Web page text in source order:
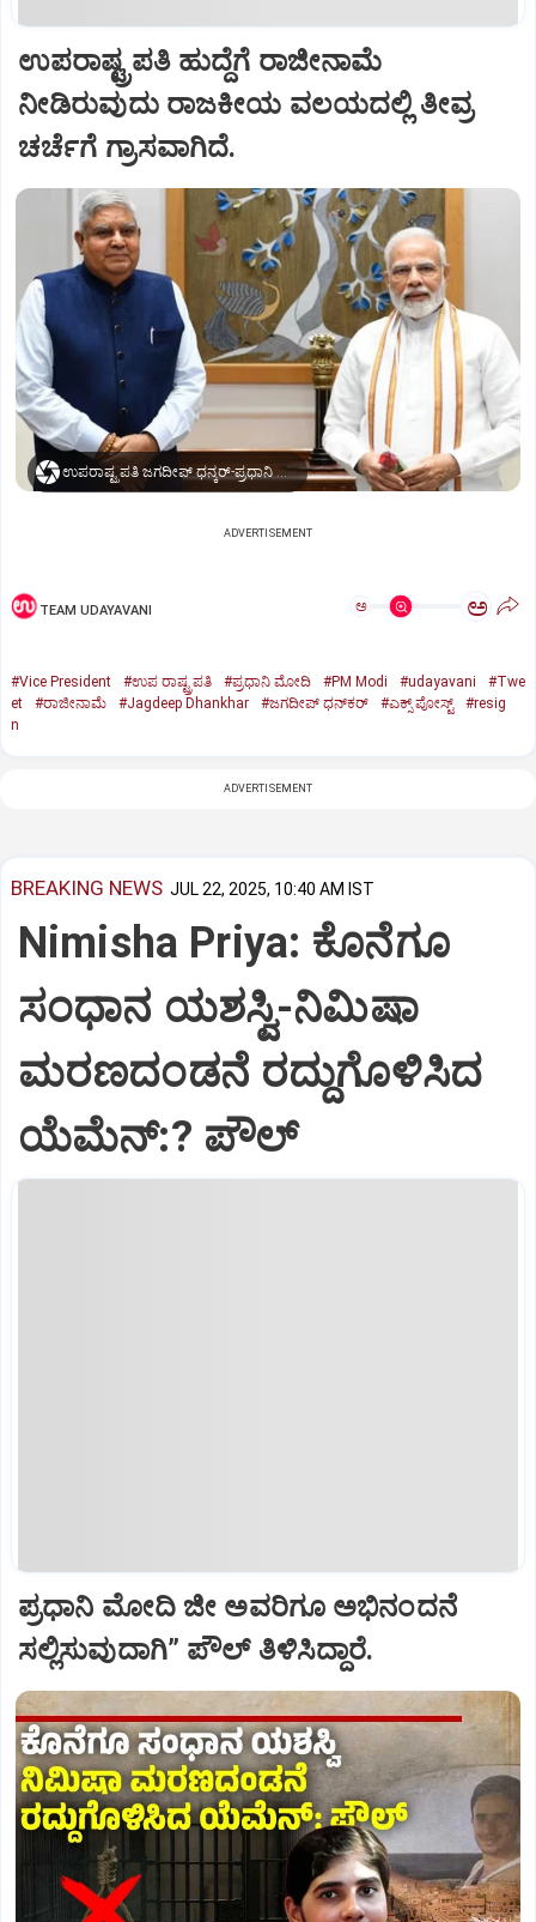
ಉಪರಾಷ್ಟ್ರಪತಿ ಹುದ್ದೆಗೆ ರಾಜೀನಾಮೆ
ನೀಡಿರುವುದು ರಾಜಕೀಯ ವಲಯದಲ್ಲಿ ತೀವ್ರ
ಚರ್ಚೆಗೆ ಗ್ರಾಸವಾಗಿದೆ.
ಉಪರಾಷ್ಟ್ರಪತಿ ಜಗದೀಪ್‌ ಧನ್ಕರ್-ಪ್ರಧಾನಿ ಮೋದಿ
ADVERTISEMENT
TEAM UDAYAVANI ಅ ಅ
#Vice President #ಉಪ ರಾಷ್ಟ್ರಪತಿ #ಪ್ರಧಾನಿ ಮೋದಿ #PM Modi #udayavani
#Twe
et
#ರಾಜೀನಾಮೆ #Jagdeep Dhankhar #ಜಗದೀಪ್‌ ಧನ್‌ಕರ್‌ #ಎಕ್ಸ್‌ ಪೋಸ್ಟ್
#resig
n
ADVERTISEMENT
BREAKING NEWS JUL 22, 2025, 10:40 AM IST
Nimisha Priya: ಕೊನೆಗೂ
ಸಂಧಾನ ಯಶಸ್ವಿ-ನಿಮಿಷಾ
ಮರಣದಂಡನೆ ರದ್ದುಗೊಳಿಸಿದ
ಯೆಮೆನ್:? ಪೌಲ್
ಪ್ರಧಾನಿ ಮೋದಿ ಜೀ ಅವರಿಗೂ ಅಭಿನಂದನೆ
ಸಲ್ಲಿಸುವುದಾಗಿ” ಪೌಲ್‌ ತಿಳಿಸಿದ್ದಾರೆ.